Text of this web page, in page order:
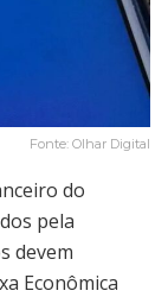
Fonte: Olhar Digital
do
pela
devem
Econômica